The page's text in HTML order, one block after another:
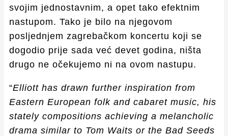
svojim jednostavnim, a opet tako efektnim
nastupom. Tako je bilo na njegovom
posljednjem zagrebačkom koncertu koji se
dogodio prije sada već devet godina, ništa
drugo ne očekujemo ni na ovom nastupu.
“Elliott has drawn further inspiration from
Eastern European folk and cabaret music, his
stately compositions achieving a melancholic
drama similar to Tom Waits or the Bad Seeds